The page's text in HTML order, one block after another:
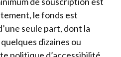
le fonds est
seule part, dont la
dizaines ou